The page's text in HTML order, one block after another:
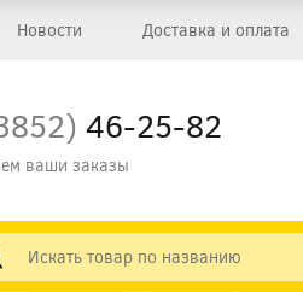
Новости Доставка и оплата
46-25-82
ваши заказы